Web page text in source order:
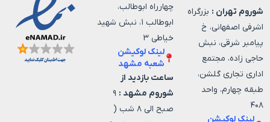
شوروم تهران : بزرگراه
اشرفی اصفهانی، خ
پیامبر شرقی، نبش
حاجی زاده، مجتمع
اداری تجاری گلشن،
طبقه چهارم، واحد
۴۰۸
لینک لوکیشن
چهارراه ابوطالب،
ابوطالب ۱، نبش شهید
خیاطی ۳
لینک لوکیشن
شعبه مشهد
ساعت بازدید از
شوروم مشهد : ۹
صبح الی ۸ شب (